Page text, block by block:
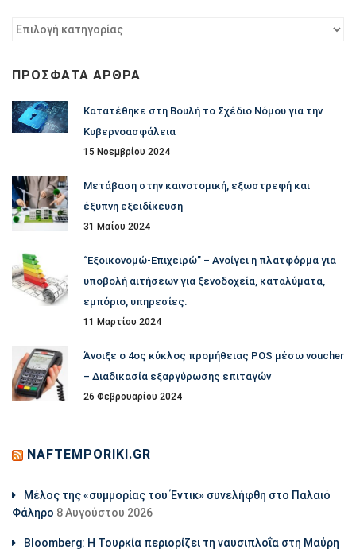
Φίλτρο
ΠΡΌΣΦΑΤΑ ΆΡΘΡΑ
Κατατέθηκε στη Βουλή το Σχέδιο Νόμου για την
Κυβερνοασφάλεια
15 Νοεμβρίου 2024
Μετάβαση στην καινοτομική, εξωστρεφή και
έξυπνη εξειδίκευση
31 Μαΐου 2024
“Εξοικονομώ-Επιχειρώ” – Ανοίγει η πλατφόρμα για
υποβολή αιτήσεων για ξενοδοχεία, καταλύματα,
εμπόριο, υπηρεσίες.
11 Μαρτίου 2024
Άνοιξε ο 4ος κύκλος προμήθειας POS μέσω voucher
– Διαδικασία εξαργύρωσης επιταγών
26 Φεβρουαρίου 2024
NAFTEMPORIKI.GR
Μέλος της «συμμορίας του Έντικ» συνελήφθη στο Παλαιό
Φάληρο 8 Αυγούστου 2026
Bloomberg: Η Τουρκία περιορίζει τη ναυσιπλοΐα στη Μαύρη